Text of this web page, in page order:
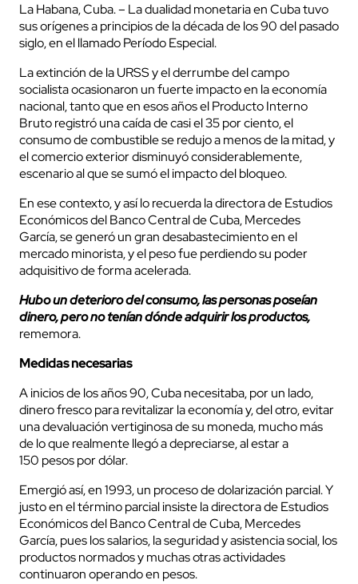
La Habana, Cuba. – La dualidad monetaria en Cuba tuvo
sus orígenes a principios de la década de los 90 del pasado
siglo, en el llamado Período Especial.
La extinción de la URSSy el derrumbe del campo
socialista ocasionaron un fuerte impacto en la economía
nacional, tanto que en esos años el Producto Interno
Bruto registró una caída de casi el 35 por ciento, el
consumo de combustible se redujo a menos de la mitad, y
el comercio exterior disminuyó considerablemente,
escenario al que se sumó el impacto del bloqueo.
En ese contexto, y así lo recuerda la directora de Estudios
Económicos del Banco Central de Cuba, Mercedes
García, se generó un gran desabastecimiento en el
mercado minorista, y el peso fue perdiendo su poder
adquisitivo de forma acelerada.
Hubo un deterioro del consumo, las personas poseían
dinero, pero no tenían dónde adquirir los productos,
rememora.
Medidas necesarias
A inicios de los años 90, Cuba necesitaba, por un lado,
dinero fresco para revitalizar la economía y, del otro, evitar
una devaluación vertiginosa de su moneda, mucho más
de lo que realmente llegó a depreciarse, al estar a
150 pesos por dólar.
Emergió así, en 1993, un proceso de dolarización parcial. Y
justo en el término parcial insiste la directora de Estudios
Económicos del Banco Central de Cuba, Mercedes
García, pues los salarios, la seguridad y asistencia social, los
productos normados y muchas otras actividades
continuaron operando en pesos.